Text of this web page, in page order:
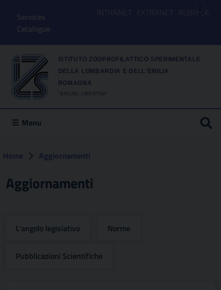
⋮
Services
Catalogue
INTRANET EXTRANET RUBRICA
ISTITUTO ZOOPROFILATTICO SPERIMENTALE
DELLA LOMBARDIA E DELL'EMILIA
ROMAGNA
"BRUNO UBERTINI"
Menu
Home Aggiornamenti
Aggiornamenti
L'angolo legislativo Norme
Pubblicazioni Scientifiche